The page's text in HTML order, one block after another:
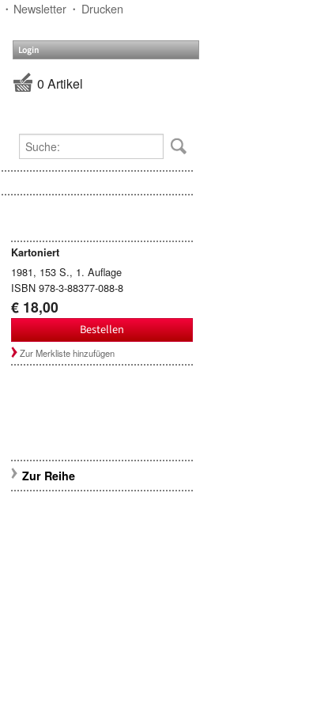
Newsletter Drucken
Login
0 Artikel
Kartoniert
1981, 153 S., 1. Auflage
ISBN 978-3-88377-088-8
€ 18,00
Bestellen
Zur Merkliste hinzufügen
Zur Reihe